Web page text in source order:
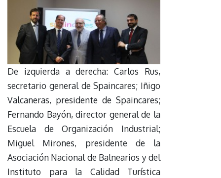
De izquierda a derecha: Carlos Rus,
secretario general de Spaincares; Iñigo
Valcaneras, presidente de Spaincares;
Fernando Bayón, director general de la
Escuela de Organización Industrial;
Miguel Mirones, presidente de la
Asociación Nacional de Balnearios y del
Instituto para la Calidad Turística